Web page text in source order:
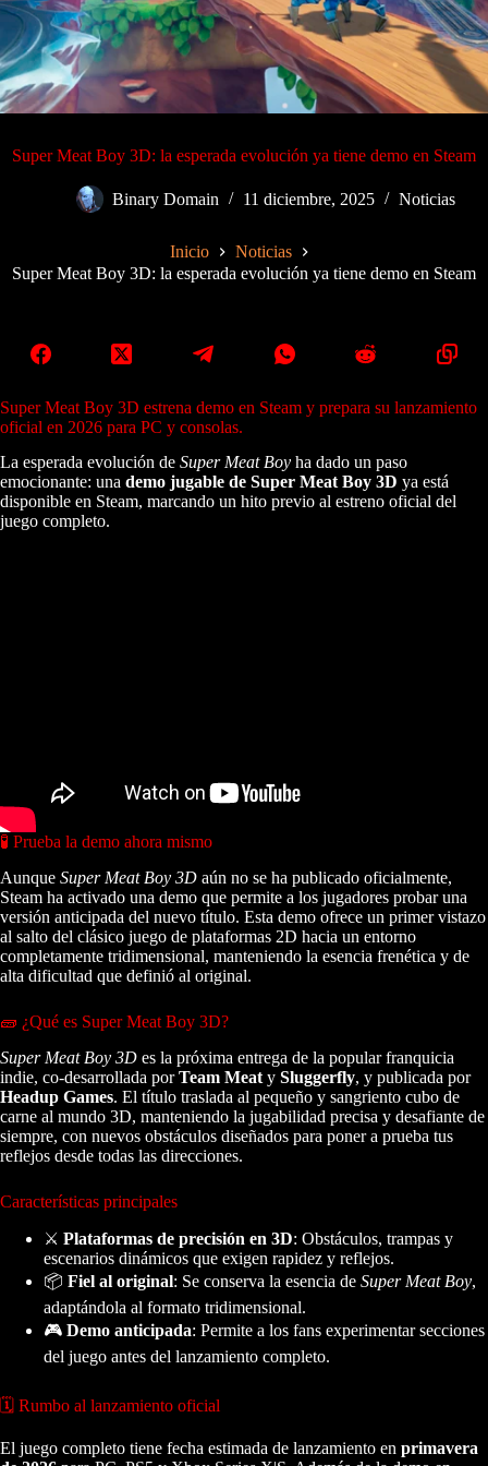
Super Meat Boy 3D: la esperada evolución ya tiene demo en Steam
Binary Domain 11 diciembre, 2025 Noticias
Inicio
Noticias
Super Meat Boy 3D: la esperada evolución ya tiene demo en Steam
Super Meat Boy 3D estrena demo en Steam y prepara su lanzamiento
oficial en 2026 para PC y consolas.
La esperada evolución de Super Meat Boy ha dado un paso
emocionante: una demo jugable de Super Meat Boy 3D ya está
disponible en Steam, marcando un hito previo al estreno oficial del
juego completo.
🧪 Prueba la demo ahora mismo
Aunque Super Meat Boy 3D aún no se ha publicado oficialmente,
Steam ha activado una demo que permite a los jugadores probar una
versión anticipada del nuevo título. Esta demo ofrece un primer vistazo
al salto del clásico juego de plataformas 2D hacia un entorno
completamente tridimensional, manteniendo la esencia frenética y de
alta dificultad que definió al original.
🧱 ¿Qué es Super Meat Boy 3D?
Super Meat Boy 3D es la próxima entrega de la popular franquicia
indie, co‑desarrollada porTeam Meat y Sluggerfly, y publicada por
Headup Games. El título traslada al pequeño y sangriento cubo de
carne al mundo 3D, manteniendo la jugabilidad precisa y desafiante de
siempre, con nuevos obstáculos diseñados para poner a prueba tus
reflejos desde todas las direcciones.
Características principales
⚔️ Plataformas de precisión en 3D: Obstáculos, trampas y
escenarios dinámicos que exigen rapidez y reflejos.
📦 Fiel al original: Se conserva la esencia de Super Meat Boy,
adaptándola al formato tridimensional.
🎮 Demo anticipada: Permite a los fans experimentar secciones
del juego antes del lanzamiento completo.
🗓️ Rumbo al lanzamiento oficial
El juego completo tiene fecha estimada de lanzamiento en primavera